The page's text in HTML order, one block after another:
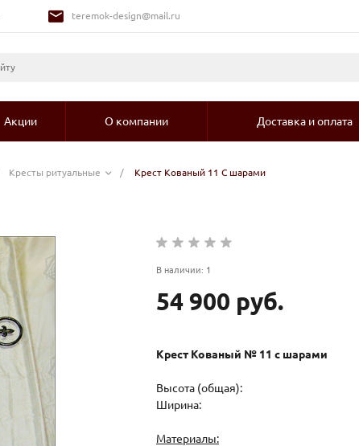
teremok-design@mail.ru
Акции О компании Доставка и оплата
Кресты ритуальные / Крест Кованый 11 С шарами
В наличии: 1
54 900 руб.
Крест Кованый № 11 с шарами
Высота (общая):
Ширина:
Материалы: